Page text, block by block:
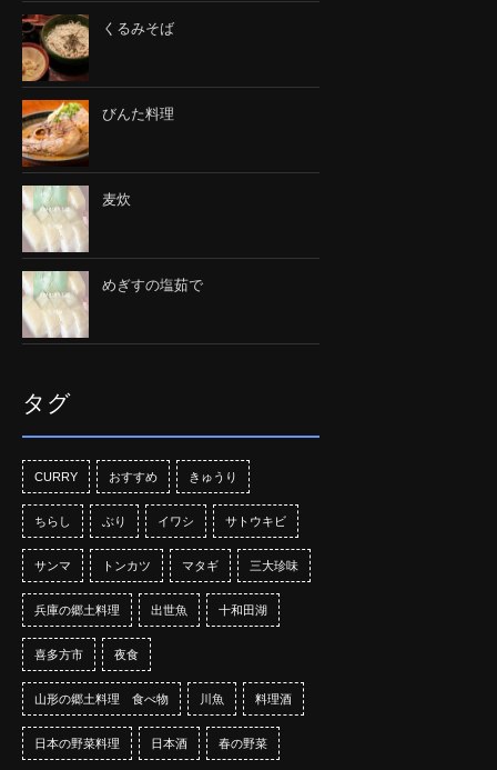
くるみそば
びんた料理
麦炊
めぎすの塩茹で
タグ
CURRY おすすめ きゅうり
ちらし ぶり イワシ サトウキビ
サンマ トンカツ マタギ 三大珍味
兵庫の郷土料理 出世魚 十和田湖
喜多方市 夜食
山形の郷土料理 食べ物 川魚 料理酒
日本の野菜料理 日本酒 春の野菜